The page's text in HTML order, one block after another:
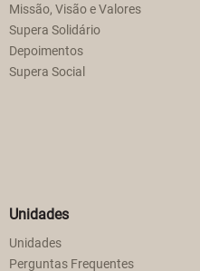
Missão, Visão e Valores
Supera Solidário
Depoimentos
Supera Social
Unidades
Unidades
Perguntas Frequentes